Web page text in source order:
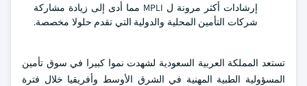
إرشادات أكثر مرونة ل MPLI مما أدى إلى زيادة مشاركة
شركات التأمين المحلية والدولية التي تقدم حلولا مخصصة.
تستعد المملكة العربية السعودية لشهدت نموا كبيرا في سوق تأمين
المسؤولية الطبية المهنية في الشرق الأوسط وأفريقيا خلال فترة